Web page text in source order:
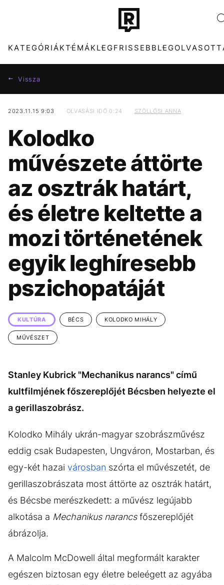
KATEGÓRIÁKTÉMÁKLEGFRISSEBB
ZENE
KULTÚRA ENTR
FILM + SOROZAT TECH-TUDOMÁNY
SPORT TÁRSADALOM
UTAZÁS
ÉLETMÓD DESIGN
BESZÉLGETÉSEK ARCOK
VIDEÓ TÖRTÉNETEK
FIDESZ
ENERGIAVÁLSÁG MAJKA
DISNEY MADONNA
CELEB ARIANA GRANDE
Vissza
2023.11.15 9:03 OLVASÁSI IDŐ 0:24 SZÖLLŐSI ANNA
Kolodko
művészete áttörte
az osztrák határt,
és életre keltette a
mozi történetének
egyik leghíresebb
pszichopatáját
KULTÚRA BÉCS KOLODKO MIHÁLY
MŰVÉSZET
Stanley Kubrick "Mechanikus narancs" című
kultfilmjének főszereplőjét Bécsben helyezte el
a gerillaszobrász.
Kolodko Mihály ukrán-magyar szobrászművész
eddig csak Budapesten, Ungváron, Mostarban, és
egy-két hazai városban szórta el művészetét, de
gerillaszobrászata most áttörte az osztrák határt,
és Bécsbe merészkedett: a művész legújabb
alkotása a Mechanikus narancsfőszereplőjét
ábrázolja.
A Malcolm McDowell által megformált karakter
egészen biztosan egy életre beleégett az agyába